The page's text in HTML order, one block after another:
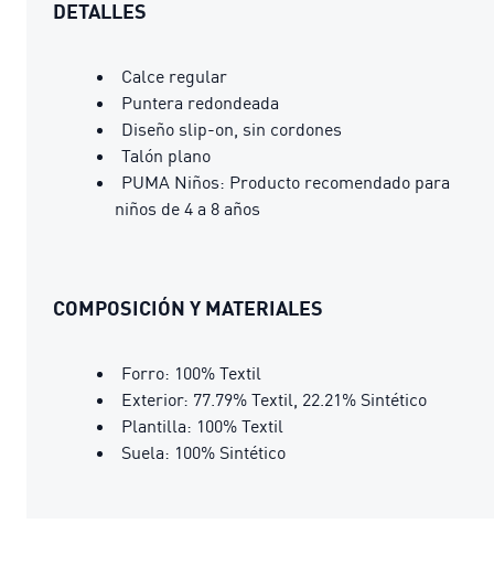
DETALLES
Calce regular
Puntera redondeada
Diseño slip-on, sin cordones
Talón plano
PUMA Niños: Producto recomendado para
niños de 4 a 8 años
COMPOSICIÓN Y MATERIALES
Forro: 100% Textil
Exterior: 77.79% Textil, 22.21% Sintético
Plantilla: 100% Textil
Suela: 100% Sintético